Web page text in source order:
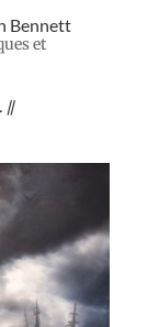
Bennett
et
//